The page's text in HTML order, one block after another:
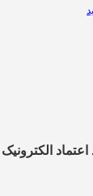
اعتماد الکترونیک